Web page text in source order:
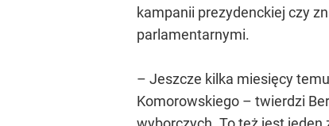
kampanii prezydenckiej czy
parlamentarnymi.
– Jeszcze kilka miesięcy
Komorowskiego – twierdzi